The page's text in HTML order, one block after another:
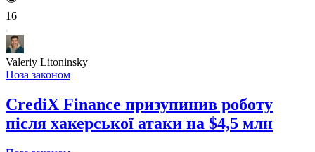
16
Valeriy Litoninsky
Поза законом
CrediX Finance призупинив роботу
після хакерської атаки на $4,5 млн